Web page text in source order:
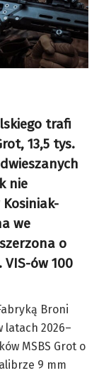
trafi
13,5 tys.
nie
Kosiniak-
we
o
ów 100
Broni
latach 2026–
MSBS Grot o
9 mm